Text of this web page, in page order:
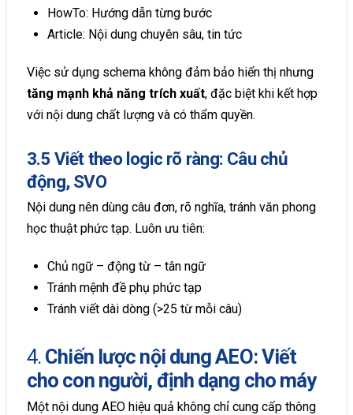
HowTo: Hướng dẫn từng bước
Article: Nội dung chuyên sâu, tin tức
Việc sử dụng schema không đảm bảo hiển thị nhưng
tăng mạnh khả năng trích xuất, đặc biệt khi kết hợp
với nội dung chất lượng và có thẩm quyền.
3.5 Viết theo logic rõ ràng: Câu chủ
động, SVO
Nội dung nên dùng câu đơn, rõ nghĩa, tránh văn phong
học thuật phức tạp. Luôn ưu tiên:
Chủ ngữ – động từ – tân ngữ
Tránh mệnh đề phụ phức tạp
Tránh viết dài dòng (>25 từ mỗi câu)
4. Chiến lược nội dung AEO: Viết
cho con người, định dạng cho máy
Một nội dung AEO hiệu quả không chỉ cung cấp thông